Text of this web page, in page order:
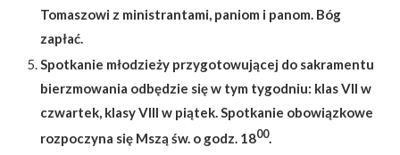
Tomaszowi z ministrantami, paniom i panom. Bóg
zapłać.
Spotkanie młodzieży przygotowującej do sakramentu
bierzmowania odbędzie się w tym tygodniu: klas VII w
czwartek, klasy VIII w piątek.Spotkanie obowiązkowe
rozpoczyna się Mszą św. o godz. 1800.